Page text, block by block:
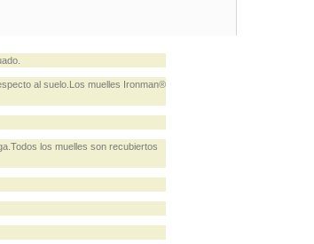
al suelo.Los muelles Ironman®
los muelles son recubiertos